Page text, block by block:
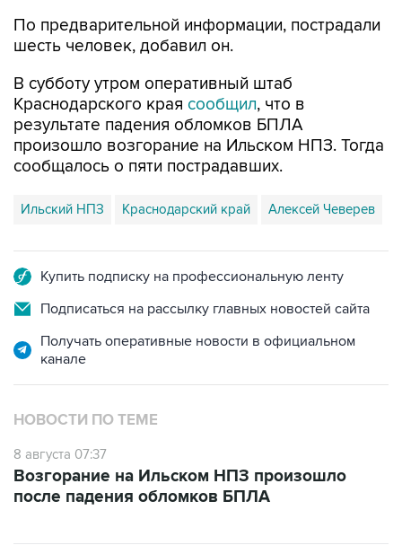
По предварительной информации, пострадали
шесть человек, добавил он.
В субботу утром оперативный штаб
Краснодарского края сообщил, что в
результате падения обломков БПЛА
произошло возгорание на Ильском НПЗ. Тогда
сообщалось о пяти пострадавших.
Ильский НПЗ Краснодарский край Алексей Чеверев
Купить подписку на профессиональную ленту
Подписаться на рассылку главных новостей сайта
Получать оперативные новости в официальном
канале
НОВОСТИ ПО ТЕМЕ
8 августа 07:37
Возгорание на Ильском НПЗ произошло
после падения обломков БПЛА